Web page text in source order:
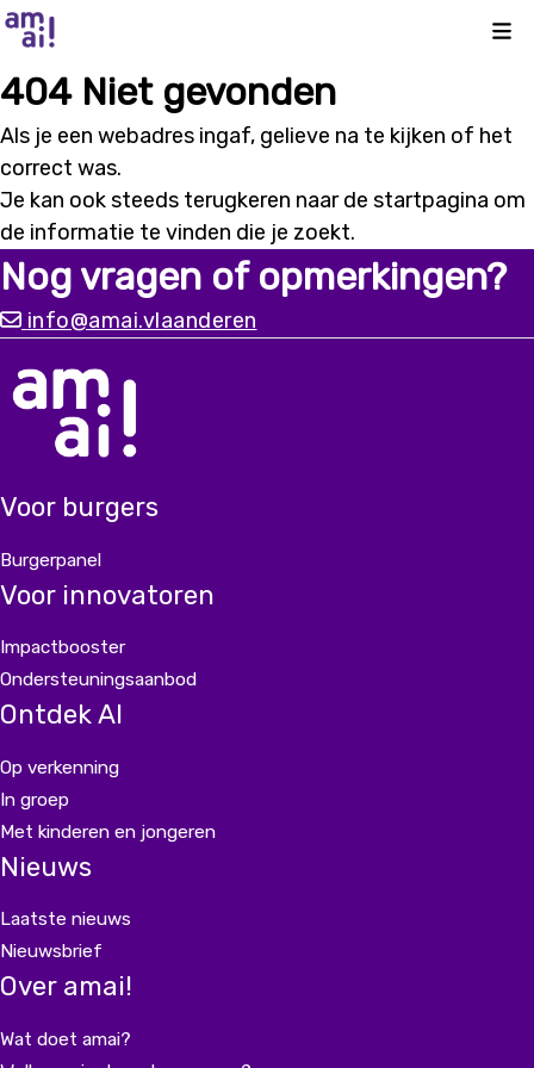
404 Niet gevonden
Als je een webadres ingaf, gelieve na te kijken of het
correct was.
Je kan ook steeds terugkeren naar de startpagina om
de informatie te vinden die je zoekt.
Nog vragen of opmerkingen?
info@amai.vlaanderen
Voor burgers
Burgerpanel
Voor innovatoren
Impactbooster
Ondersteuningsaanbod
Ontdek AI
Op verkenning
In groep
Met kinderen en jongeren
Nieuws
Laatste nieuws
Nieuwsbrief
Over amai!
Wat doet amai?